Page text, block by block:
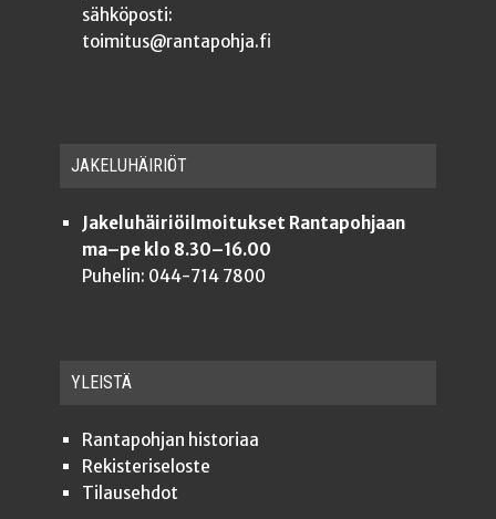
sähköposti:
toimitus@rantapohja.fi
JAKE­LU­HÄI­RIÖT
Jakeluhäiriöilmoitukset Rantapohjaan
ma–pe klo 8.30–16.00
Puhelin: 044-714 7800
YLEISTÄ
Ran­ta­poh­jan historiaa
Rekis­te­ri­se­los­te
Tilauseh­dot